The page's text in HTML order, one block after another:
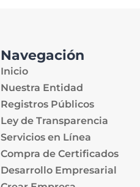
Navegación
Inicio
Nuestra Entidad
Registros Públicos
Ley de Transparencia
Servicios en Línea
Compra de Certificados
Desarrollo Empresarial